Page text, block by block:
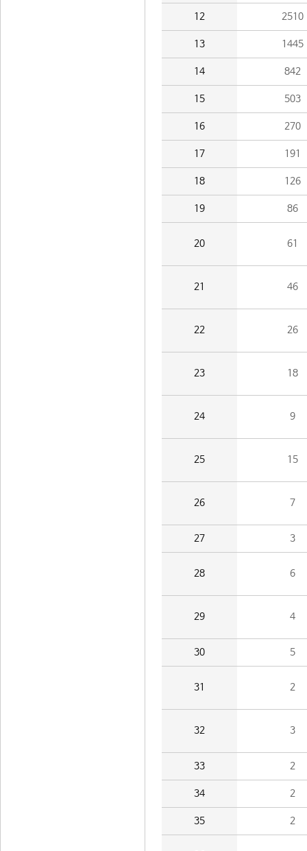
12 2510
13 1445
14 842
15 503
16 270
17 191
18 126
19 86
20 61
21 46
22 26
23 18
24 9
25 15
26 7
27 3
28 6
29 4
30 5
31 2
32 3
33 2
34 2
35 2